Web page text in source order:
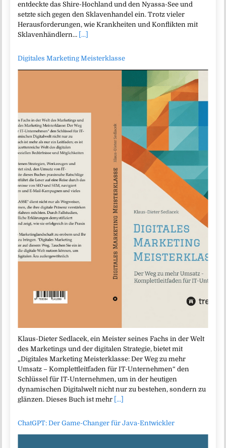
entdeckte das Shire-Hochland und den Nyassa-See und
setzte sich gegen den Sklavenhandel ein. Trotz vieler
Herausforderungen, wie Krankheiten und Konflikten mit
Sklavenhändlern… [...]
Digitales Marketing Meisterklasse
Klaus-Dieter Sedlacek, ein Meister seines Fachs in der Welt
des Marketings und der digitalen Strategie, bietet mit
„Digitales Marketing Meisterklasse: Der Weg zu mehr
Umsatz – Komplettleitfaden für IT-Unternehmen“ den
Schlüssel für IT-Unternehmen, um in der heutigen
dynamischen Digitalwelt nicht nur zu bestehen, sondern zu
glänzen. Dieses Buch ist mehr [...]
ChatGPT: Der Game-Changer für Java-Entwickler